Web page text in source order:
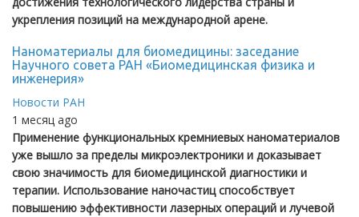
укрепления позиций на международной арене.
Наноматериалы для биомедицины: заседание
Научного совета РАН «Биомедицинская физика и
инженерия»
Новости РАН
1 месяц ago
Применение функциональных кремниевых наноматериалов
уже вышло за пределы микроэлектроники и доказывает
свою значимость для биомедицинской диагностики и
терапии. Использование наночастиц способствует
повышению эффективности лазерных операций и лучевой